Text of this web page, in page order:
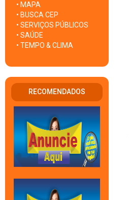
• MAPA
• BUSCA CEP
• SERVIÇOS PÚBLICOS
• SAÚDE
• TEMPO & CLIMA
RECOMENDADOS